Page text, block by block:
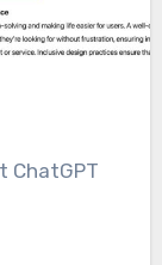
ChatGPT